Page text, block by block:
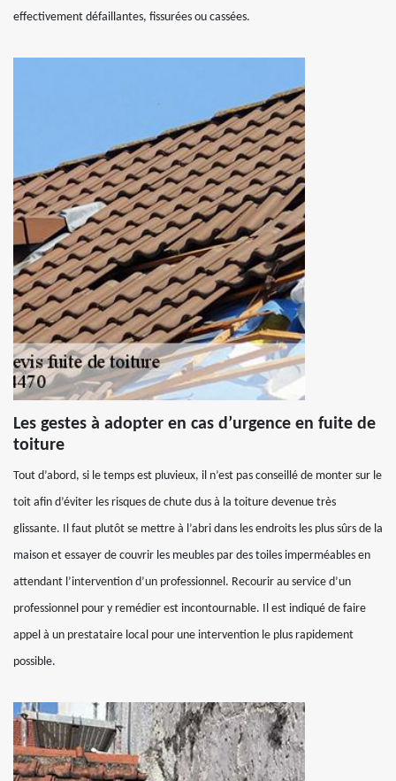
effectivement défaillantes, fissurées ou cassées.
Les gestes à adopter en cas d’urgence en fuite de
toiture
Tout d’abord, si le temps est pluvieux, il n’est pas conseillé de monter sur le
toit afin d’éviter les risques de chute dus à la toiture devenue très
glissante. Il faut plutôt se mettre à l’abri dans les endroits les plus sûrs de la
maison et essayer de couvrir les meubles par des toiles imperméables en
attendant l’intervention d’un professionnel. Recourir au service d’un
professionnel pour y remédier est incontournable. Il est indiqué de faire
appel à un prestataire local pour une intervention le plus rapidement
possible.